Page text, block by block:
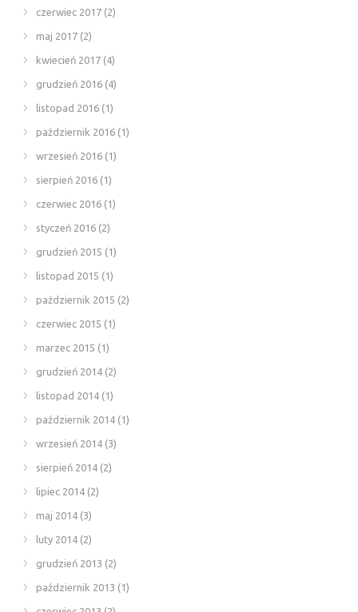
czerwiec 2017 (2)
maj 2017 (2)
kwiecień 2017 (4)
grudzień 2016 (4)
listopad 2016 (1)
październik 2016 (1)
wrzesień 2016 (1)
sierpień 2016 (1)
czerwiec 2016 (1)
styczeń 2016 (2)
grudzień 2015 (1)
listopad 2015 (1)
październik 2015 (2)
czerwiec 2015 (1)
marzec 2015 (1)
grudzień 2014 (2)
listopad 2014 (1)
październik 2014 (1)
wrzesień 2014 (3)
sierpień 2014 (2)
lipiec 2014 (2)
maj 2014 (3)
luty 2014 (2)
grudzień 2013 (2)
październik 2013 (1)